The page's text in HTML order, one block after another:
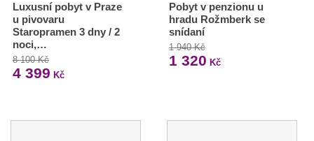
Luxusní pobyt v Praze
u pivovaru
Staropramen 3 dny / 2
noci,…
8 100 Kč
4 399 Kč
Pobyt v penzionu u
hradu Rožmberk se
snídaní
1 940 Kč
1 320 Kč